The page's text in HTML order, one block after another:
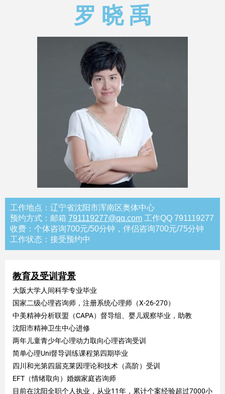
罗 晓 禹
工作地点：辽宁省沈阳市浑南区奥体中心
预约方式： 邮箱 791119277@qq.com 工作QQ 791119277
收费：个体咨询700元/50分钟，伴侣咨询700元/75分钟
工作状态：接受预约中
教育及受训背景
大阪大学人间科学专业毕业
国家二级心理咨询师，注册系统心理师（X-26-270）
中美精神分析联盟（CAPA）督导组、婴儿观察毕业，助教
沈阳市精神卫生中心进修
两年儿童青少年心理动力取向心理咨询受训
简单心理Uni督导训练课程第四期毕业
四川和光第四届克莱因理论和技术（高阶）受训
EFT（情绪取向）婚姻家庭咨询师
目前在沈阳全职个人执业，从业11年，累计个案经验超过7000小